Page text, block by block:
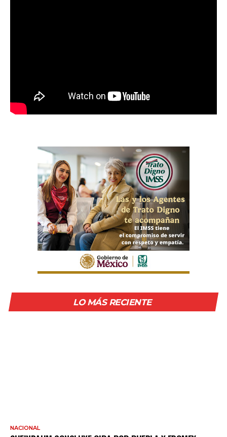
LO MÁS RECIENTE
NACIONAL